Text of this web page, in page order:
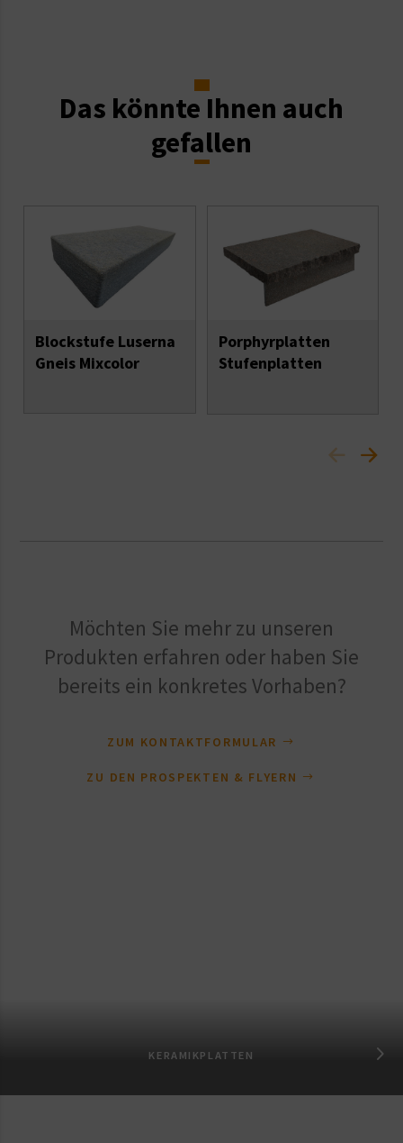
Das könnte Ihnen auch
gefallen
Blockstufe Luserna
Gneis Mixcolor
Porphyrplatten
Stufenplatten
Möchten Sie mehr zu unseren
Produkten erfahren oder haben Sie
bereits ein konkretes Vorhaben?
ZUM KONTAKTFORMULAR
ZU DEN PROSPEKTEN & FLYERN
KERAMIKPLATTEN